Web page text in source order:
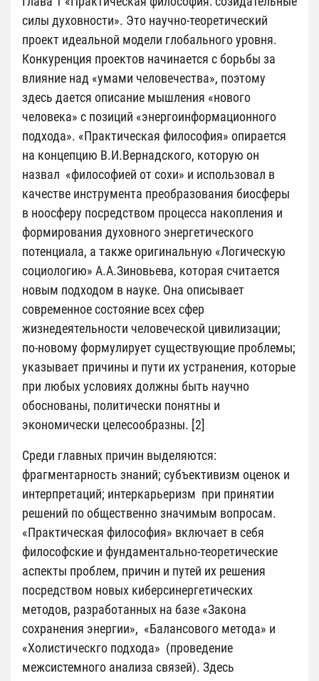
силы духовности». Это научно-теоретический
проект идеальной модели глобального уровня.
Конкуренция проектов начинается с борьбы за
влияние над «умами человечества», поэтому
здесь дается описание мышления «нового
человека» с позиций «энергоинформационного
подхода». «Практическая философия» опирается
на концепцию В.И.Вернадского, которую он
назвал «философией от сохи» и использовал в
качестве инструмента преобразования биосферы
в ноосферу посредством процесса накопления и
формирования духовного энергетического
потенциала, а также оригинальную «Логическую
социологию» А.А.Зиновьева, которая считается
новым подходом в науке. Она описывает
современное состояние всех сфер
жизнедеятельности человеческой цивилизации;
по-новому формулирует существующие проблемы;
указывает причины и пути их устранения, которые
при любых условиях должны быть научно
обоснованы, политически понятны и
экономически целесообразны. [2]
Среди главных причин выделяются:
фрагментарность знаний; субъективизм оценок и
интерпретаций; интеркарьеризм при принятии
решений по общественно значимым вопросам.
«Практическая философия» включает в себя
философские и фундаментально-теоретические
аспекты проблем, причин и путей их решения
посредством новых киберсинергетических
методов, разработанных на базе «Закона
сохранения энергии», «Балансового метода» и
«Холистическго подхода» (проведение
межсистемного анализа связей). Здесь